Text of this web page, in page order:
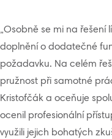
„Osobně se mi na řešení
doplnění o dodatečné
požadavku. Na celém
pružnost při samotné
Kristofčák a oceňuje
ocenil profesionální
využili jejich bohatých